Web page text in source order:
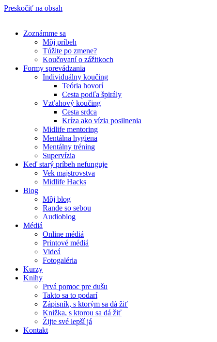
Preskočiť na obsah
Zoznámme sa
Môj príbeh
Túžite po zmene?
Koučovaní o zážitkoch
Formy sprevádzania
Individuálny koučing
Teória hovorí
Cesta podľa špirály
Vzťahový koučing
Cesta srdca
Kríza ako vízia posilnenia
Midlife mentoring
Mentálna hygiena
Mentálny tréning
Supervízia
Keď starý príbeh nefunguje
Vek majstrovstva
Midlife Hacks
Blog
Môj blog
Rande so sebou
Audioblog
Médiá
Online médiá
Printové médiá
Videá
Fotogaléria
Kurzy
Knihy
Prvá pomoc pre dušu
Takto sa to podarí
Zápisník, s ktorým sa dá žiť
Knižka, s ktorou sa dá žiť
Žijte své lepší já
Kontakt